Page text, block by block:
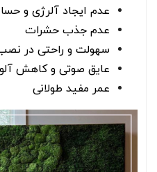
عدم ایجاد آلرژی و
عدم جذب حشرات
سهولت و راحتی در
عایق صوتی و کاهش
عمر مفید طولانی